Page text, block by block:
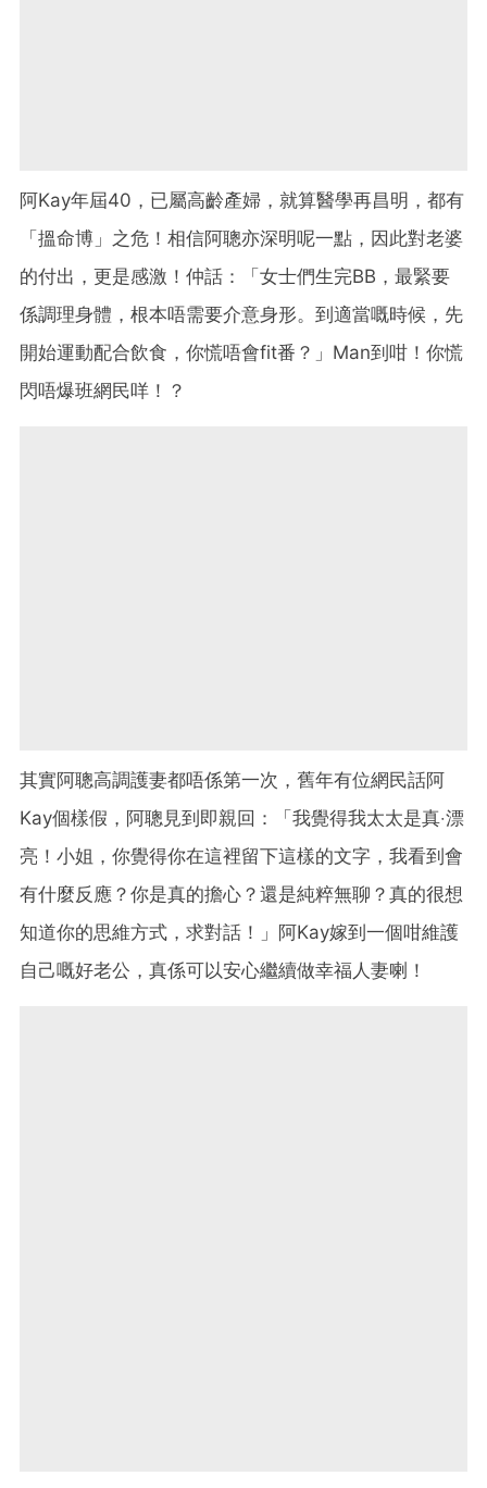
阿Kay年屆40，已屬高齡產婦，就算醫學再昌明，都有
「搵命博」之危！相信阿聰亦深明呢一點，因此對老婆
的付出，更是感激！仲話：「女士們生完BB，最緊要
係調理身體，根本唔需要介意身形。到適當嘅時候，先
開始運動配合飲食，你慌唔會fit番？」Man到咁！你慌
閃唔爆班網民咩！？
其實阿聰高調護妻都唔係第一次，舊年有位網民話阿
Kay個樣假，阿聰見到即親回：「我覺得我太太是真‧漂
亮！小姐，你覺得你在這裡留下這樣的文字，我看到會
有什麼反應？你是真的擔心？還是純粹無聊？真的很想
知道你的思維方式，求對話！」阿Kay嫁到一個咁維護
自己嘅好老公，真係可以安心繼續做幸福人妻喇！